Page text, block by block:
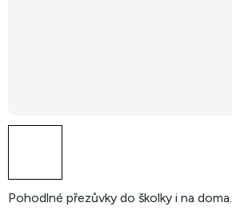
Pohodlné přezůvky do školky i na doma.